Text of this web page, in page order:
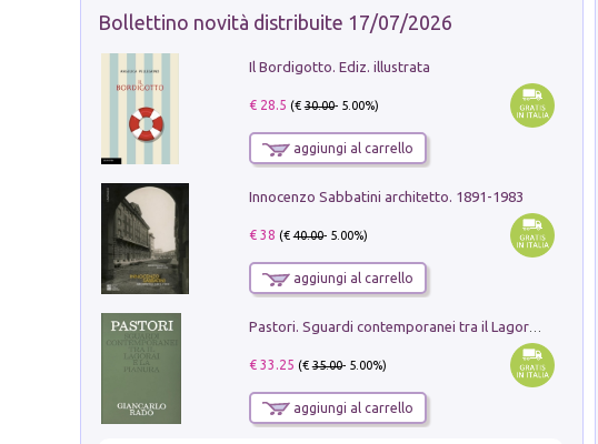
Bollettino novità distribuite 17/07/2026
Il Bordigotto. Ediz. illustrata
€ 28.5 (€30.00- 5.00%)
aggiungi al carrello
Innocenzo Sabbatini architetto. 1891-1983
€ 38 (€40.00- 5.00%)
aggiungi al carrello
Pastori. Sguardi contemporanei tra il Lagorai e la pianura. Ediz. illustrata
€ 33.25 (€35.00- 5.00%)
aggiungi al carrello